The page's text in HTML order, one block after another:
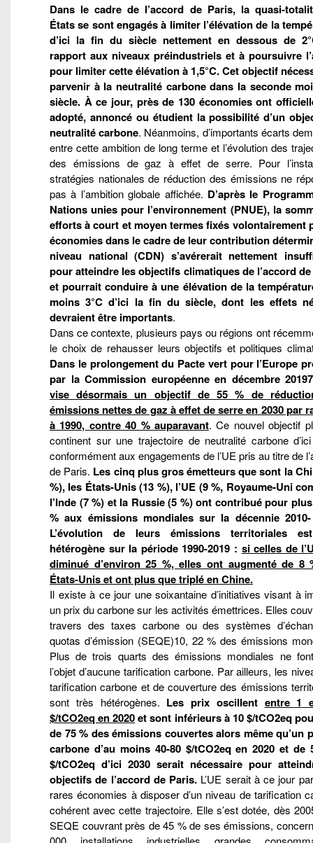
Dans le cadre de l’accord de Paris, la quasi-
États se sont engagés à limiter l’élévation de la
d’ici la fin du siècle nettement en dessous de
rapport aux niveaux préindustriels et à poursuivre
pour limiter cette élévation à 1,5°C. Cet objectif
parvenir à la neutralité carbone dans la seconde
siècle. À ce jour, près de 130 économies ont
adopté, annoncé ou étudient la possibilité d’un
neutralité carbone. Néanmoins, d’importants écarts
entre cette ambition de long terme et l’évolution des
des émissions de gaz à effet de serre. Pour
stratégies nationales de réduction des émissions ne
pas à l’ambition globale affichée. D’après le
Nations unies pour l’environnement (PNUE), la
efforts à court et moyen termes fixés volontairement
économies dans le cadre de leur contribution
niveau national (CDN) s’avérerait nettement
pour atteindre les objectifs climatiques de l’accord
et pourrait conduire à une élévation de la
moins 3°C d’ici la fin du siècle, dont les effets
devraient être importants.
Dans ce contexte, plusieurs pays ou régions ont
le choix de rehausser leurs objectifs et politiques
Dans le prolongement du Pacte vert pour l’Europe
par la Commission européenne en décembre
vise désormais un objectif de 55 % de
émissions nettes de gaz à effet de serre en 2030 par
à 1990, contre 40 % auparavant. Ce nouvel objectif
continent sur une trajectoire de neutralité carbone
conformément aux engagements de l’UE pris au titre de
de Paris. Les cinq plus gros émetteurs que sont la
%), les États-Unis (13 %), l’UE (9 %, Royaume-Uni
l’Inde (7 %) et la Russie (5 %) ont contribué pour
% aux émissions mondiales sur la décennie 2010-
L’évolution de leurs émissions territoriales
hétérogène sur la période 1990-2019 : si celles de
diminué d’environ 25 %, elles ont augmenté de 8
États-Unis et ont plus que triplé en Chine.
Il existe à ce jour une soixantaine d’initiatives visant à
un prix du carbone sur les activités émettrices. Elles
travers des taxes carbone ou des systèmes
quotas d’émission (SEQE)10, 22 % des émissions
Plus de trois quarts des émissions mondiales ne
l’objet d’aucune tarification carbone. Par ailleurs, les
tarification carbone et de couverture des émissions
sont très hétérogènes. Les prix oscillent entre 1
$/tCO2eq en 2020et sont inférieurs à 10 $/tCO2eq
de 75 % des émissions couvertes alors même qu’un
carbone d’au moins 40-80 $/tCO2eq en 2020 et de
$/tCO2eq d’ici 2030 serait nécessaire pour
objectifs de l’accord de Paris. L’UE serait à ce jour
rares économies à disposer d’un niveau de tarification
cohérent avec cette trajectoire. Elle s’est dotée, dès
SEQE couvrant près de 45 % de ses émissions,